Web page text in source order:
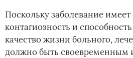
Поскольку заболевание
контагиозность и
качество жизни больного,
должно быть своевременным